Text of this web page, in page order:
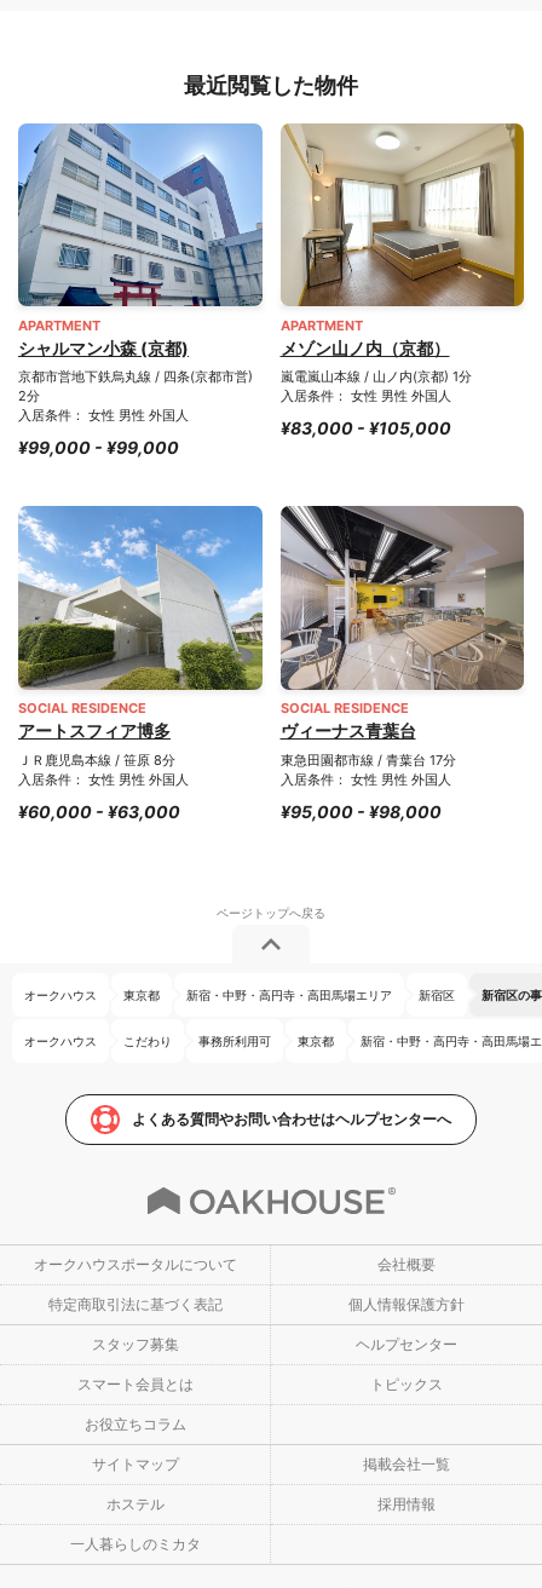
最近閲覧した物件
APARTMENT
シャルマン小森 (京都)
京都市営地下鉄烏丸線 / 四条(京都市営)
2分
入居条件： 女性 男性 外国人
¥99,000 - ¥99,000
APARTMENT
メゾン山ノ内（京都）
嵐電嵐山本線 / 山ノ内(京都) 1分
入居条件： 女性 男性 外国人
¥83,000 - ¥105,000
SOCIAL RESIDENCE
アートスフィア博多
ＪＲ鹿児島本線 / 笹原 8分
入居条件： 女性 男性 外国人
¥60,000 - ¥63,000
SOCIAL RESIDENCE
ヴィーナス青葉台
東急田園都市線 / 青葉台 17分
入居条件： 女性 男性 外国人
¥95,000 - ¥98,000
オークハウス 東京都 新宿・中野・高円寺・高田馬場エリア 新宿区 新宿区の
オークハウス こだわり 事務所利用可 東京都 新宿・中野・高円寺・高田馬場
よくある質問やお問い合わせはヘルプセンターへ
オークハウスポータルについて 会社概要
特定商取引法に基づく表記 個人情報保護方針
スタッフ募集 ヘルプセンター
スマート会員とは トピックス
お役立ちコラム
サイトマップ 掲載会社一覧
ホステル 採用情報
一人暮らしのミカタ